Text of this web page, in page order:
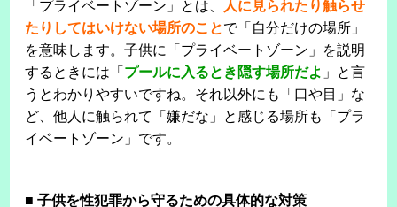
「プライベートゾーン」とは、
人に見られたり触らせ
たりしてはいけない場所のことで「自分だけの場所」
を意味します。子供に「プライベートゾーン」を説明
するときには「 プールに入るとき隠す場所だよ 」と言
うとわかりやすいですね。それ以外にも「口や目」な
ど、他人に触られて「嫌だな」と感じる場所も「プラ
イベートゾーン」です。
■子供を性犯罪から守るための具体的な対策